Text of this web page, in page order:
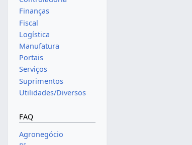
Finanças
Fiscal
Logística
Manufatura
Portais
Serviços
Suprimentos
Utilidades/Diversos
FAQ
Agronegócio